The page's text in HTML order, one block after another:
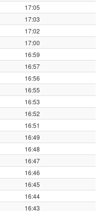
17:05
17:03
17:02
17:00
16:59
16:57
16:56
16:55
16:53
16:52
16:51
16:49
16:48
16:47
16:46
16:45
16:44
16:43